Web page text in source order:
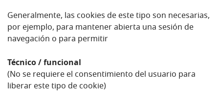
Generalmente, las cookies de este tipo son necesarias,
por ejemplo, para mantener abierta una sesión de
navegación o para permitir
Técnico / funcional
(No se requiere el consentimiento del usuario para
liberar este tipo de cookie)